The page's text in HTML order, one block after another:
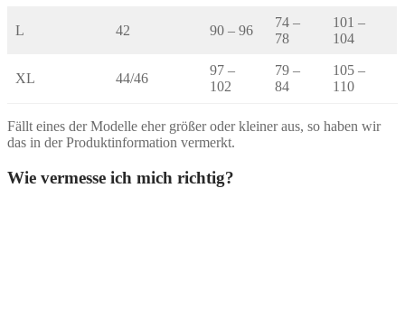
L 42 90 – 96
74 –
78
101 –
104
XL 44/46
97 –
102
79 –
84
105 –
110
Fällt eines der Modelle eher größer oder kleiner aus, so haben wir
das in der Produktinformation vermerkt.
Wie vermesse ich mich richtig?